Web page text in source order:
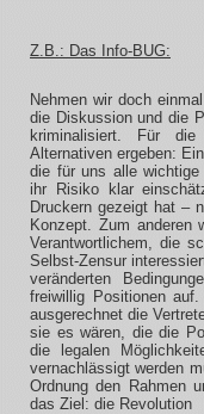
Z.B.: Das Info-BUG:
Nehmen wir doch
die Diskussion und die
kriminalisiert. Für
Alternativen ergeben:
die für uns alle
ihr Risiko klar
Druckern gezeigt hat –
Konzept. Zum anderen
Verantwortlichem, die
Selbst-Zensur
veränderten
freiwillig Positionen
ausgerechnet die
sie es wären, die die
die legalen
vernachlässigt werden
Ordnung den Rahmen
das Ziel: die Revolution